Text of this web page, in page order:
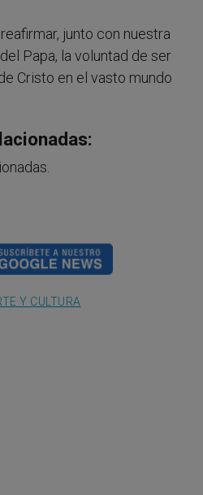
junto con nuestra
Papa, la voluntad de ser
Cristo en el vasto mundo
Y CULTURA